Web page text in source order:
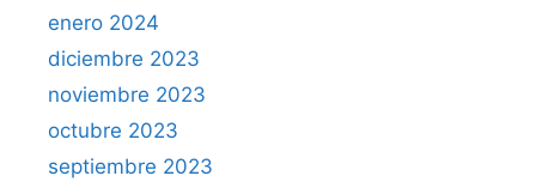
enero 2024
diciembre 2023
noviembre 2023
octubre 2023
septiembre 2023